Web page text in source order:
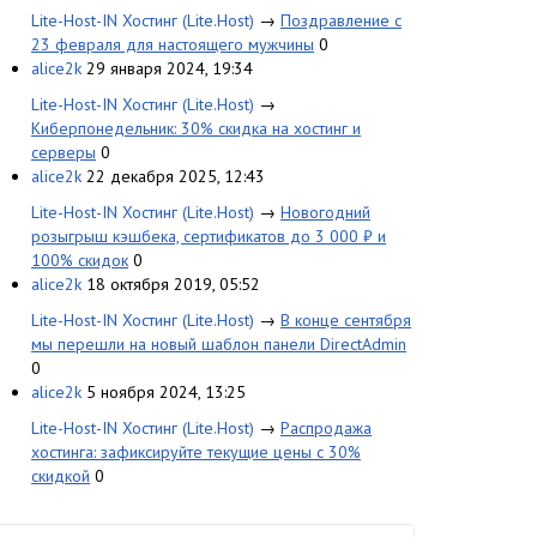
Lite-Host-IN Хостинг (Lite.Host) → Поздравление с
23 февраля для настоящего мужчины 0
alice2k 29 января 2024, 19:34
Lite-Host-IN Хостинг (Lite.Host) →
Киберпонедельник: 30% скидка на хостинг и
серверы 0
alice2k 22 декабря 2025, 12:43
Lite-Host-IN Хостинг (Lite.Host) → Новогодний
розыгрыш кэшбека, сертификатов до 3 000 ₽ и
100% скидок 0
alice2k 18 октября 2019, 05:52
Lite-Host-IN Хостинг (Lite.Host) → В конце сентября
мы перешли на новый шаблон панели DirectAdmin
0
alice2k 5 ноября 2024, 13:25
Lite-Host-IN Хостинг (Lite.Host) → Распродажа
хостинга: зафиксируйте текущие цены с 30%
скидкой 0